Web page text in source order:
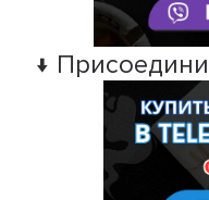
↓